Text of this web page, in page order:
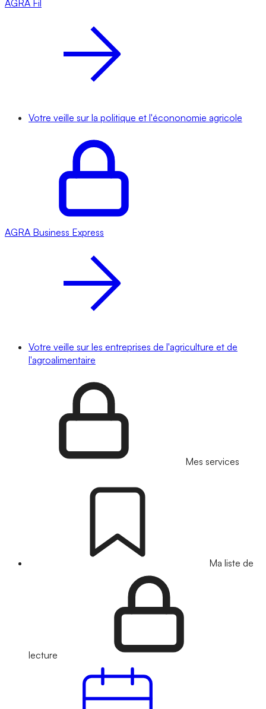
AGRA Fil
Votre veille sur la politique et l'écononomie agricole
AGRA Business Express
Votre veille sur les entreprises de l'agriculture et de
l'agroalimentaire
Mes services
Ma liste de
lecture